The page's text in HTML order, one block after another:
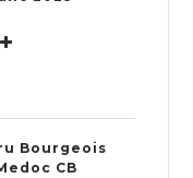
Bourgeois
CB